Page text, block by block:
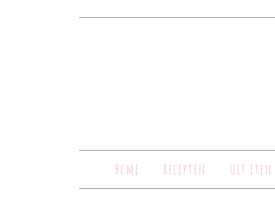
Home Recepten Uit eten